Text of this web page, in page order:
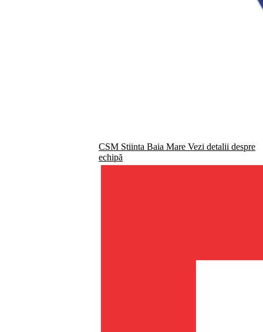
CSM Stiinta Baia Mare Vezi detalii despre
echipă